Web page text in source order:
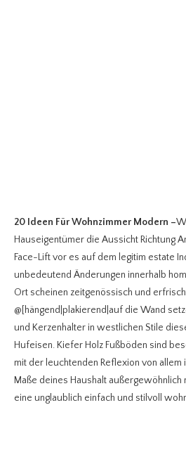
20 Ideen Für Wohnzimmer Modern –
Hauseigentümer die Aussicht Richtung
Face-Lift vor es auf dem legitim estate
unbedeutend Änderungen innerhalb
Ort scheinen zeitgenössisch und
@[hängend|plakierend|auf die Wand
und Kerzenhalter in westlichen Stile
Hufeisen. Kiefer Holz Fußböden sind
mit der leuchtenden Reflexion von allem
Maße deines Haushalt
eine unglaublich einfach und stilvoll